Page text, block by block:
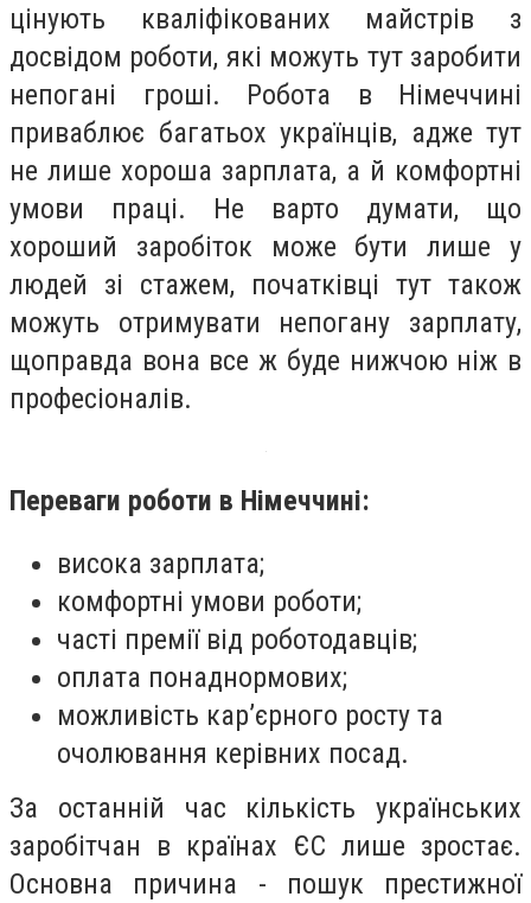
цінують кваліфікованих майстрів з
досвідом роботи, які можуть тут заробити
непогані гроші. Робота в Німеччині
приваблює багатьох українців, адже тут
не лише хороша зарплата, а й комфортні
умови праці. Не варто думати, що
хороший заробіток може бути лише у
людей зі стажем, початківці тут також
можуть отримувати непогану зарплату,
щоправда вона все ж буде нижчою ніж в
професіоналів.
Переваги роботи в Німеччині:
висока зарплата;
комфортні умови роботи;
часті премії від роботодавців;
оплата понаднормових;
можливість кар’єрного росту та
очолювання керівних посад.
За останній час кількість українських
заробітчан в країнах ЄС лише зростає.
Основна причина - пошук престижної